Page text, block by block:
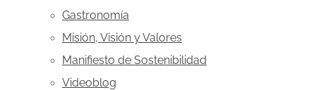
Gastronomía
Misión, Visión y Valores
Manifiesto de Sostenibilidad
Videoblog